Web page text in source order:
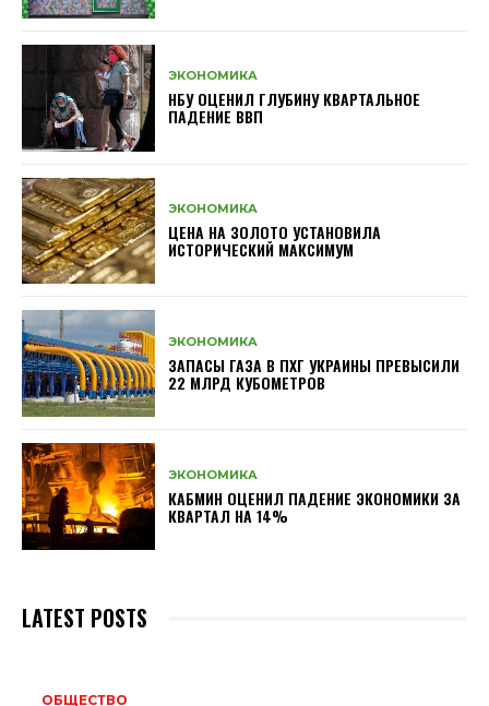
ЭКОНОМИКА
НБУ ОЦЕНИЛ ГЛУБИНУ КВАРТАЛЬНОЕ
ПАДЕНИЕ ВВП
ЭКОНОМИКА
ЦЕНА НА ЗОЛОТО УСТАНОВИЛА
ИСТОРИЧЕСКИЙ МАКСИМУМ
ЭКОНОМИКА
ЗАПАСЫ ГАЗА В ПХГ УКРАИНЫ ПРЕВЫСИЛИ
22 МЛРД КУБОМЕТРОВ
ЭКОНОМИКА
КАБМИН ОЦЕНИЛ ПАДЕНИЕ ЭКОНОМИКИ ЗА
КВАРТАЛ НА 14%
LATEST POSTS
ОБЩЕСТВО